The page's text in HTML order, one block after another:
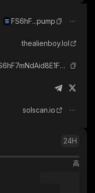
FS6hF...pump
thealienboy.lol
FS6hF7mNdAid8E1FHyRNcw6CCDye3QVXHzfHcFiLpump_solana
solscan.io
24H
高